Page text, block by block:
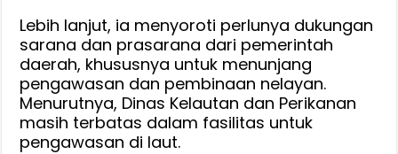
Lebih lanjut, ia menyoroti perlunya dukungan
sarana dan prasarana dari pemerintah
daerah, khususnya untuk menunjang
pengawasan dan pembinaan nelayan.
Menurutnya, Dinas Kelautan dan Perikanan
masih terbatas dalam fasilitas untuk
pengawasan di laut.